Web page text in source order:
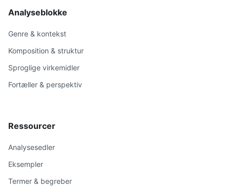
Analyseblokke
Genre & kontekst
Komposition & struktur
Sproglige virkemidler
Fortæller & perspektiv
Ressourcer
Analysesedler
Eksempler
Termer & begreber